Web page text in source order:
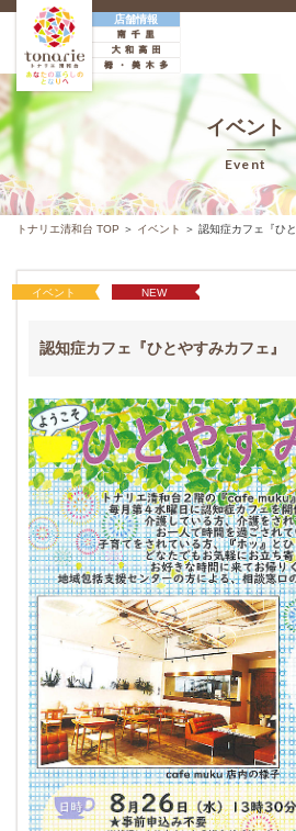
店舗情報
ホーム
ニュース＆トピックス
プライバシーポリ
テナント募集
× CLOSE
イベント
Event
トナリエ清和台 TOP ＞ イベント ＞ 認知症カフェ『ひ
イベント NEW
認知症カフェ『ひとやすみカフェ』